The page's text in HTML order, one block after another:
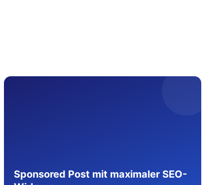
Sponsored Post mit maximaler SEO-